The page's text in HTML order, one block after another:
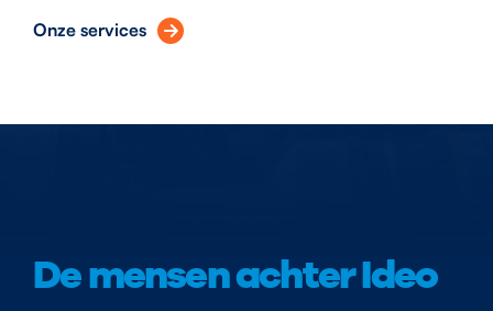
Onze services
De mensen achter Ideo